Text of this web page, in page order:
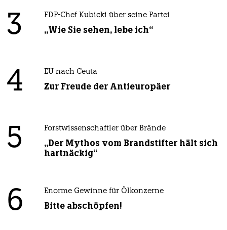
3 FDP-Chef Kubicki über seine Partei
„Wie Sie sehen, lebe ich“
4 EU nach Ceuta
Zur Freude der Antieuropäer
5 Forstwissenschaftler über Brände
„Der Mythos vom Brandstifter hält sich
hartnäckig“
6 Enorme Gewinne für Ölkonzerne
Bitte abschöpfen!